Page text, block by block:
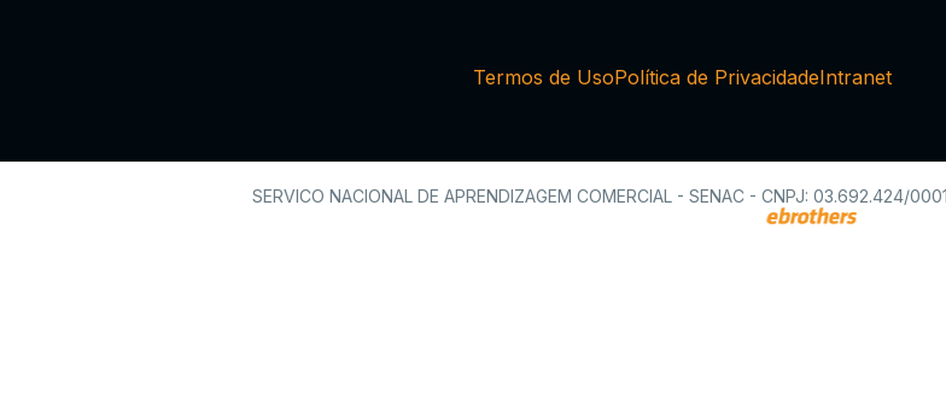
Termos de UsoPolítica de PrivacidadeIntranet
SERVICO NACIONAL DE APRENDIZAGEM COMERCIAL - SENAC - CNPJ: